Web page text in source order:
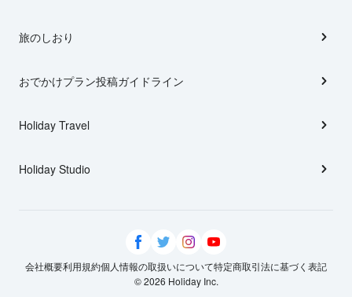
旅のしおり
おでかけプラン投稿ガイドライン
Holiday Travel
Holiday Studio
会社概要利用規約個人情報の取扱いについて特定商取引法に基づく表記
© 2026 Holiday Inc.